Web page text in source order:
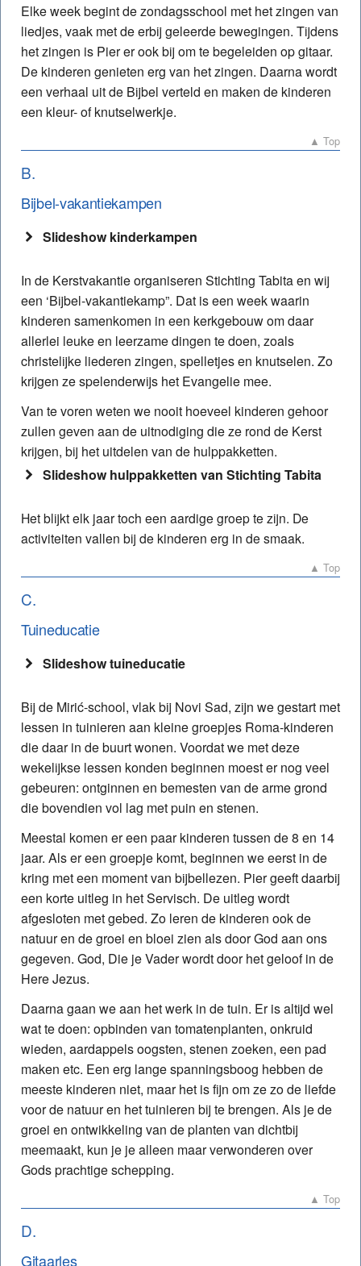
Elke week begint de zondagsschool met het zingen van
liedjes, vaak met de erbij geleerde bewegingen. Tijdens
het zingen is Pier er ook bij om te begeleiden op gitaar.
De kinderen genieten erg van het zingen. Daarna wordt
een verhaal uit de Bijbel verteld en maken de kinderen
een kleur- of knutselwerkje.
▲ Top
B.
Bijbel-vakantiekampen
Slideshow kinderkampen
In de Kerstvakantie organiseren Stichting Tabita en wij
een ‘Bijbel-vakantiekamp”. Dat is een week waarin
kinderen samenkomen in een kerkgebouw om daar
allerlei leuke en leerzame dingen te doen, zoals
christelijke liederen zingen, spelletjes en knutselen. Zo
krijgen ze spelenderwijs het Evangelie mee.
Van te voren weten we nooit hoeveel kinderen gehoor
zullen geven aan de uitnodiging die ze rond de Kerst
krijgen, bij het uitdelen van de hulppakketten.
Slideshow hulppakketten van Stichting Tabita
Het blijkt elk jaar toch een aardige groep te zijn. De
activiteiten vallen bij de kinderen erg in de smaak.
▲ Top
C.
Tuineducatie
Slideshow tuineducatie
Bij de Mirić-school, vlak bij Novi Sad, zijn we gestart met
lessen in tuinieren aan kleine groepjes Roma-kinderen
die daar in de buurt wonen. Voordat we met deze
wekelijkse lessen konden beginnen moest er nog veel
gebeuren: ontginnen en bemesten van de arme grond
die bovendien vol lag met puin en stenen.
Meestal komen er een paar kinderen tussen de 8 en 14
jaar. Als er een groepje komt, beginnen we eerst in de
kring met een moment van bijbellezen. Pier geeft daarbij
een korte uitleg in het Servisch. De uitleg wordt
afgesloten met gebed. Zo leren de kinderen ook de
natuur en de groei en bloei zien als door God aan ons
gegeven. God, Die je Vader wordt door het geloof in de
Here Jezus.
Daarna gaan we aan het werk in de tuin. Er is altijd wel
wat te doen: opbinden van tomatenplanten, onkruid
wieden, aardappels oogsten, stenen zoeken, een pad
maken etc. Een erg lange spanningsboog hebben de
meeste kinderen niet, maar het is fijn om ze zo de liefde
voor de natuur en het tuinieren bij te brengen. Als je de
groei en ontwikkeling van de planten van dichtbij
meemaakt, kun je je alleen maar verwonderen over
Gods prachtige schepping.
▲ Top
D.
Gitaarles